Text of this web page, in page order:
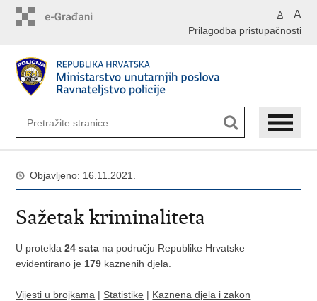
A A
Prilagodba pristupačnosti
Objavljeno: 16.11.2021.
Sažetak kriminaliteta
U protekla24 sata na području Republike Hrvatske
evidentirano je 179 kaznenih djela.
Vijesti u brojkama | Statistike | Kaznena djela i zakon